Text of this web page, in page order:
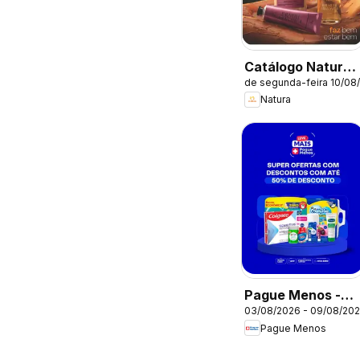
Catálogo Natura -
Ciclo 13/2026
de segunda-feira 10/
Natura
Pague Menos -
Catálogo atual
03/08/2026 - 09/08/
Pague Menos